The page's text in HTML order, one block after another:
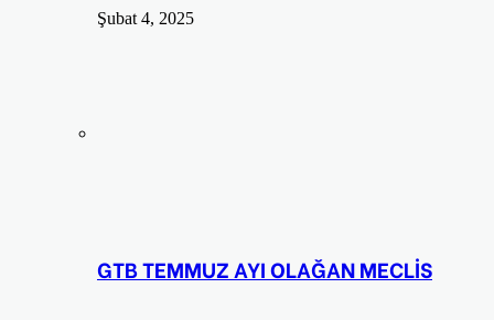
Şubat 4, 2025
GTB TEMMUZ AYI OLAĞAN MECLİS